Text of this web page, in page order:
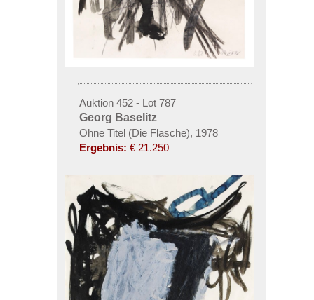
Auktion 452 - Lot 787
Georg Baselitz
Ohne Titel (Die Flasche), 1978
Ergebnis: € 21.250